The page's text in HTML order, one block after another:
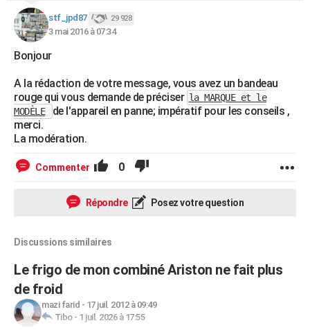
AVIS DE DÉCÈS
FORUM
Bricolage
Lifestyle
Culture
Sport
Auto
Television
Voyage
Cinema
stf_jpd87 29 928
3 mai 2016 à 07:34
Bonjour
A la rédaction de votre message, vous avez un bandeau
rouge qui vous demande de préciser la MARQUE et le
MODÈLE
de l'appareil en panne; impératif pour les conseils ,
merci.
La modération.
Commenter 0
Répondre Posez votre question
Discussions similaires
Le frigo de mon combiné Ariston ne fait plus
de froid
mazi farid - 17 juil. 2012 à 09:49
Tibo- 1 juil. 2026 à 17:55